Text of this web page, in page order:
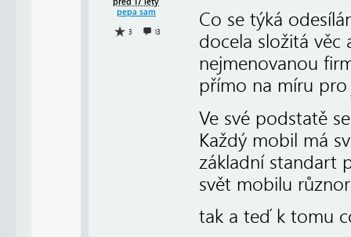
pepa sam
3 13
Co se týká
docela složitá věc
nejmenovanou
přímo na míru pro
Ve své podstatě
Každý mobil má
základní standart
svět mobilu
tak a teď k tomu